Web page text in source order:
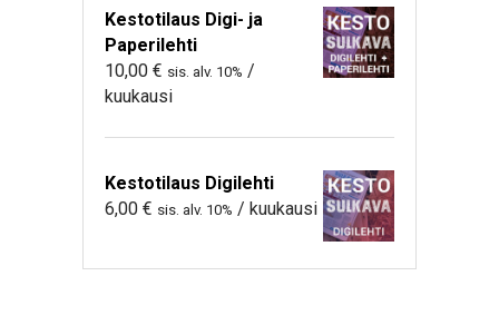
Kestotilaus Digi- ja
Paperilehti
10,00 € sis. alv. 10% /
kuukausi
Kestotilaus Digilehti
6,00 € sis. alv. 10% / kuukausi